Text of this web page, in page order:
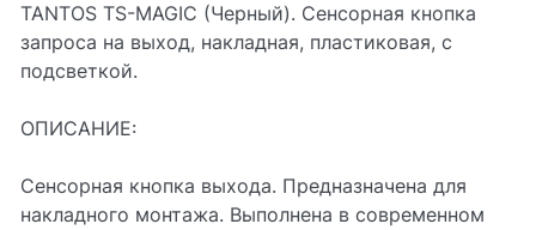
TANTOS TS-MAGIC (Черный). Сенсорная кнопка
запроса на выход, накладная, пластиковая, с
подсветкой.
ОПИСАНИЕ:
Сенсорная кнопка выхода. Предназначена для
накладного монтажа. Выполнена в современном